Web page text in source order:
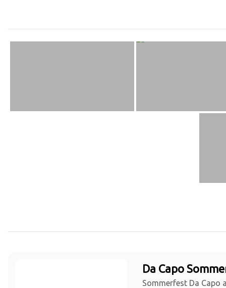
Da Capo
Sommerfest Da Capo